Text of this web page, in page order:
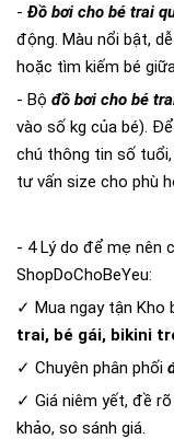
- Đồ bơi cho bé trai
động. Màu nổi bật,
hoặc tìm kiếm bé
- Bộ đồ bơi cho bé
vào số kg của bé).
chú thông tin số tuổi,
tư vấn size cho phù
- 4 Lý do để mẹ nên
ShopDoChoBeYeu:
✓ Mua ngay tận Kho
trai, bé gái, bikini
✓ Chuyên phân phối
✓ Giá niêm yết, đề
khảo, so sánh giá.